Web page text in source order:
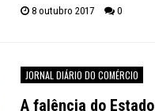
8 outubro 2017 0
JORNAL DIÁRIO DO COMÉRCIO
A falência do Estado